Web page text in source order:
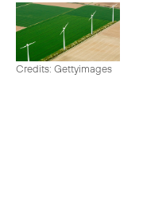
Credits: Gettyimages